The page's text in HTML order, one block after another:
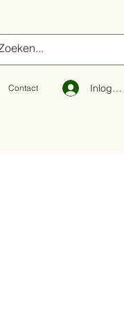
Contact Inloggen